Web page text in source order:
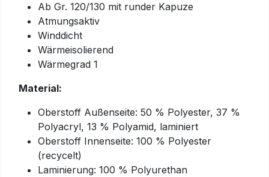
Ab Gr. 120/130 mit runder Kapuze
Atmungsaktiv
Winddicht
Wärmeisolierend
Wärmegrad 1
Material:
Oberstoff Außenseite: 50 % Polyester, 37 %
Polyacryl, 13 % Polyamid, laminiert
Oberstoff Innenseite: 100 % Polyester
(recycelt)
Laminierung: 100 % Polyurethan